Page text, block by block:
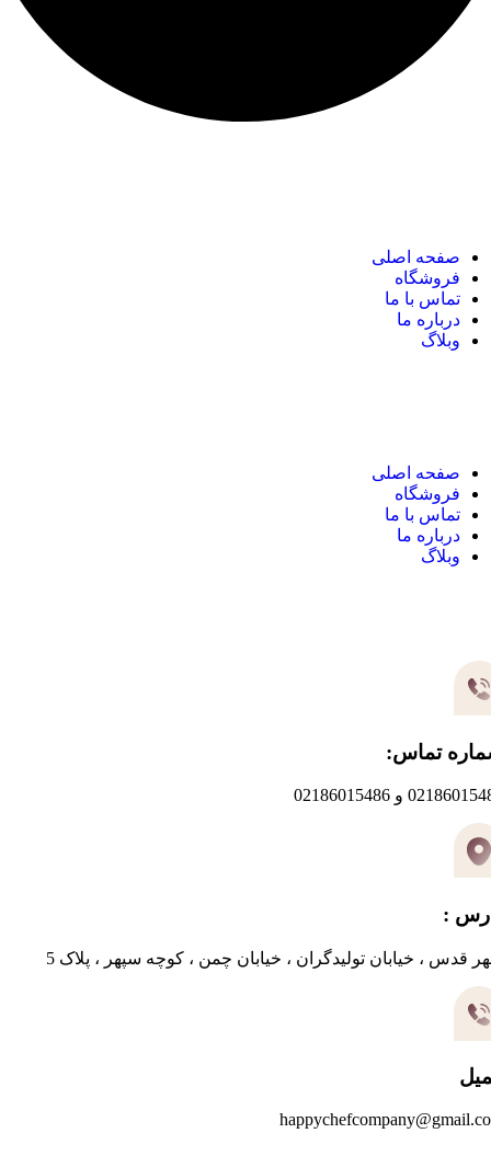
صفحه اصلی
فروشگاه
تماس با ما
درباره ما
وبلاگ
صفحه اصلی
فروشگاه
تماس با ما
درباره ما
وبلاگ
تماس:
و 02186015486
:
قدس ، خیابان تولیدگران ، خیابان چمن ، کوچه سپهر ، پلاک 5